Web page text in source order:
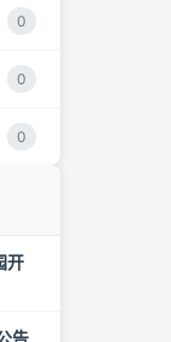
0
0
0
开
告